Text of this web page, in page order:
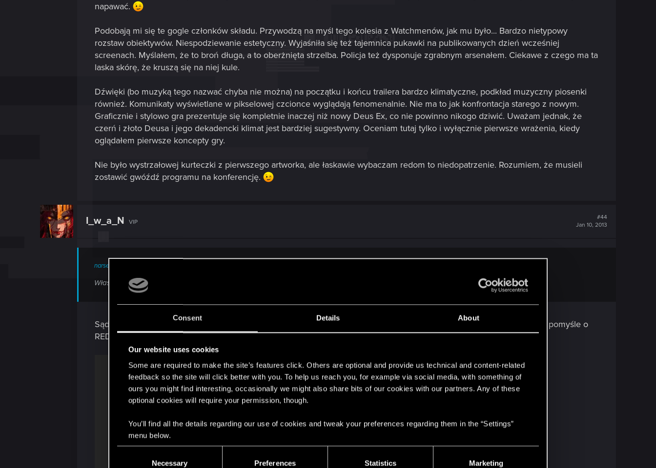
Consent Details About
Our website uses cookies
Some are required to make the site’s features click. Others are optional and provide us technical and content-related
feedback so the site will click better with you. To help us reach you, for example via social media, with something of
ours you might find interesting, occasionally we might also share bits of our cookies with our partners. Any of these
optional cookies will require your permission, though.
You’ll find all the details regarding our use of cookies and tweak your preferences regarding them in the “Settings”
menu below.
Necessary Preferences Statistics Marketing
napawać.
Podobają mi się te gogle członków składu. Przywodzą na myśl tego kolesia z Watchmenów, jak mu było... Bardzo nietypowy
rozstaw obiektywów. Niespodziewanie estetyczny. Wyjaśniła się też tajemnica pukawki na publikowanych dzień wcześniej
screenach. Myślałem, że to broń długa, a to oberżnięta strzelba. Policja też dysponuje zgrabnym arsenałem. Ciekawe z czego ma ta
laska skórę, że kruszą się na niej kule.
Dźwięki (bo muzyką tego nazwać chyba nie można) na początku i końcu trailera bardzo klimatyczne, podkład muzyczny piosenki
również. Komunikaty wyświetlane w pikselowej czcionce wyglądają fenomenalnie. Nie ma to jak konfrontacja starego z nowym.
Graficznie i stylowo gra prezentuje się kompletnie inaczej niż nowy Deus Ex, co nie powinno nikogo dziwić. Uważam jednak, że
czerń i złoto Deusa i jego dekadencki klimat jest bardziej sugestywny. Oceniam tutaj tylko i wyłącznie pierwsze wrażenia, kiedy
oglądałem pierwsze koncepty gry.
Nie było wystrzałowej kurteczki z pierwszego artworka, ale łaskawie wybaczam redom to niedopatrzenie. Rozumiem, że musieli
zostawić gwóźdź programu na konferencję.
I_w_a_N VIP
#44
Jan 10, 2013
narsereg said:
Właśnie miałem o tym wspomnieć. 2015 powiadacie... Już teraz zacznę odkładać na nowy sprzęt...
Sądzę, że może się to zbiec z premierą nowych konsol. Na pewno gra aż tak ładnie nie będzie wyglądać, ale jak sobie pomyśle o
RED' engine na DX 11 (teselacjahttp://www.youtube.com/watch?v=bkKtY2G3FbU) to aż mnie ciarki przechodzą ...